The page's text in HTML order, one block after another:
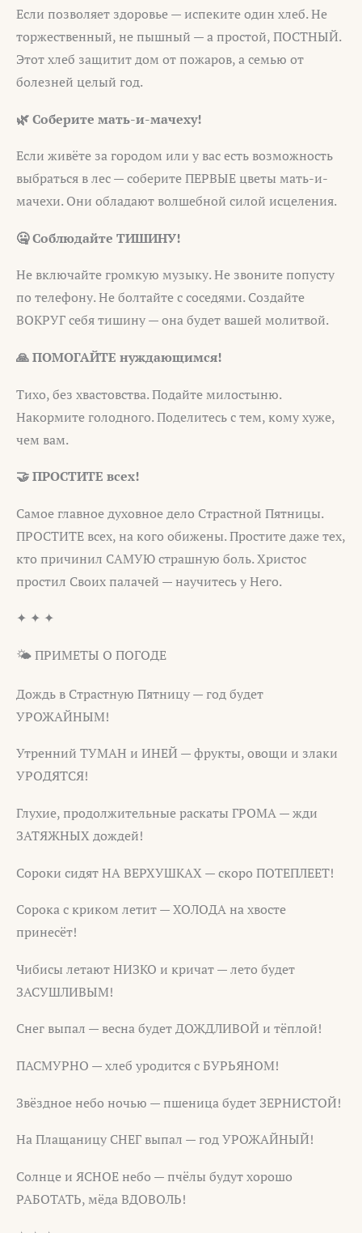
Если позволяет здоровье — испеките один хлеб. Не
торжественный, не пышный — а простой, ПОСТНЫЙ.
Этот хлеб защитит дом от пожаров, а семью от
болезней целый год.
🌿 Соберите мать-и-мачеху!
Если живёте за городом или у вас есть возможность
выбраться в лес — соберите ПЕРВЫЕ цветы мать-и-
мачехи. Они обладают волшебной силой исцеления.
🤐 Соблюдайте ТИШИНУ!
Не включайте громкую музыку. Не звоните попусту
по телефону. Не болтайте с соседями. Создайте
ВОКРУГ себя тишину — она будет вашей молитвой.
🙏 ПОМОГАЙТЕ нуждающимся!
Тихо, без хвастовства. Подайте милостыню.
Накормите голодного. Поделитесь с тем, кому хуже,
чем вам.
🤝 ПРОСТИТЕ всех!
Самое главное духовное дело Страстной Пятницы.
ПРОСТИТЕ всех, на кого обижены. Простите даже тех,
кто причинил САМУЮ страшную боль. Христос
простил Своих палачей — научитесь у Него.
✦ ✦ ✦
🌤️ ПРИМЕТЫ О ПОГОДЕ
Дождь в Страстную Пятницу — год будет
УРОЖАЙНЫМ!
Утренний ТУМАН и ИНЕЙ — фрукты, овощи и злаки
УРОДЯТСЯ!
Глухие, продолжительные раскаты ГРОМА — жди
ЗАТЯЖНЫХ дождей!
Сороки сидят НА ВЕРХУШКАХ — скоро ПОТЕПЛЕЕТ!
Сорока с криком летит — ХОЛОДА на хвосте
принесёт!
Чибисы летают НИЗКО и кричат — лето будет
ЗАСУШЛИВЫМ!
Снег выпал — весна будет ДОЖДЛИВОЙ и тёплой!
ПАСМУРНО — хлеб уродится с БУРЬЯНОМ!
Звёздное небо ночью — пшеница будет ЗЕРНИСТОЙ!
На Плащаницу СНЕГ выпал — год УРОЖАЙНЫЙ!
Солнце и ЯСНОЕ небо — пчёлы будут хорошо
РАБОТАТЬ, мёда ВДОВОЛЬ!